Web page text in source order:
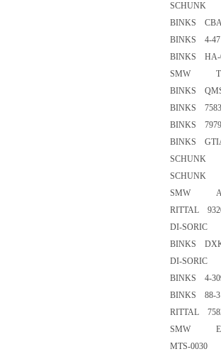
SCHUNK
BINKS
BINKS
BINKS
SMW
BINKS
BINKS
BINKS
BINKS
SCHUNK
SCHUNK
SMW
RITTAL
DI-SORIC
BINKS
DI-SORIC
BINKS
BINKS
RITTAL
SMW
MTS-